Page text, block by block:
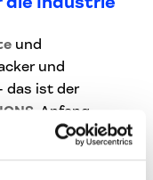
und
und
das ist der
. Anfang
GARAGE
Challenges